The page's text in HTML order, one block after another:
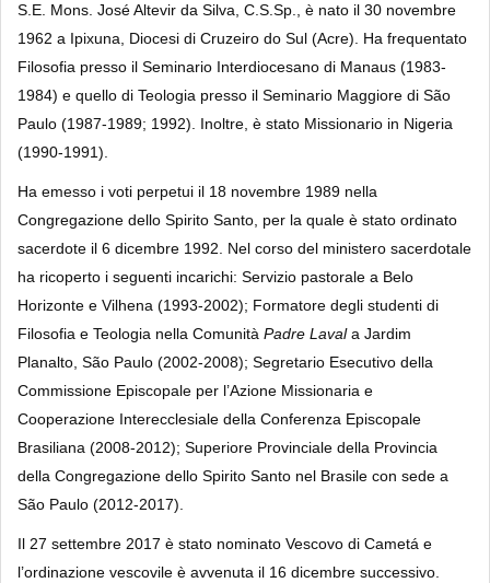
S.E. Mons. José Altevir da Silva, C.S.Sp., è nato il 30 novembre
1962 a Ipixuna, Diocesi di Cruzeiro do Sul (Acre). Ha frequentato
Filosofia presso il Seminario Interdiocesano di Manaus (1983-
1984) e quello di Teologia presso il Seminario Maggiore di São
Paulo (1987-1989; 1992). Inoltre, è stato Missionario in Nigeria
(1990-1991).
Ha emesso i voti perpetui il 18 novembre 1989 nella
Congregazione dello Spirito Santo, per la quale è stato ordinato
sacerdote il 6 dicembre 1992. Nel corso del ministero sacerdotale
ha ricoperto i seguenti incarichi: Servizio pastorale a Belo
Horizonte e Vilhena (1993-2002); Formatore degli studenti di
Filosofia e Teologia nella Comunità Padre Lavala Jardim
Planalto, São Paulo (2002-2008); Segretario Esecutivo della
Commissione Episcopale per l’Azione Missionaria e
Cooperazione Interecclesiale della Conferenza Episcopale
Brasiliana (2008-2012); Superiore Provinciale della Provincia
della Congregazione dello Spirito Santo nel Brasile con sede a
São Paulo (2012-2017).
Il 27 settembre 2017 è stato nominato Vescovo di Cametá e
l’ordinazione vescovile è avvenuta il 16 dicembre successivo.